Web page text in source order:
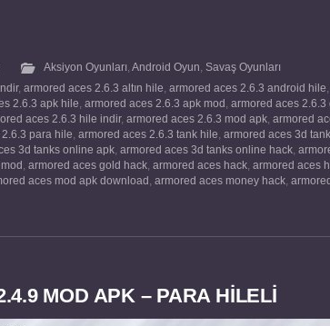
Aksiyon Oyunları Android Oyun Savaş Oyunları
, armored aces 2.6.3 altın hile armored aces 2.6.3 android hile
2.6.3 apk hile armored aces 2.6.3 apk mod armored aces 2.6.3
aces 2.6.3 hile indir, armored aces 2.6.3 mod apk armored
para hile armored aces 2.6.3 tank hile armored aces 3d
3d tanks online apk armored aces 3d tanks online hack
armored aces gold hack armored aces hack armored aces
aces mod apk download armored aces money hack
MOD APK – PARA HİLELİ